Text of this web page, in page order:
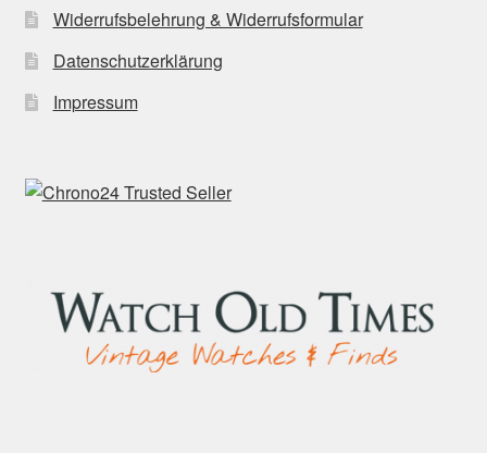
Widerrufsbelehrung & Widerrufsformular
Datenschutzerklärung
Impressum